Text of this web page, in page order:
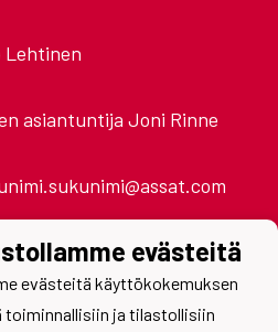
Lehtinen
asiantuntija Joni Rinne
evästeitä
evästeitä käyttökokemuksen
toiminnallisiin ja tilastollisiin